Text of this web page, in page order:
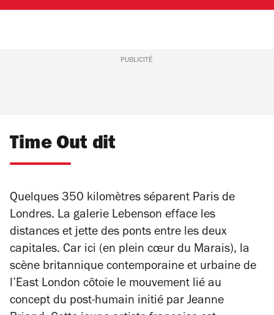
PUBLICITÉ
Time Out dit
Quelques 350 kilomètres séparent Paris de
Londres. La galerie Lebenson efface les
distances et jette des ponts entre les deux
capitales. Car ici (en plein cœur du Marais), la
scène britannique contemporaine et urbaine de
l’East London côtoie le mouvement lié au
concept du post-humain initié par Jeanne